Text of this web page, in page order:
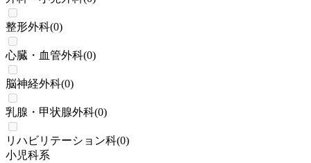
整形外科(0)
心臓・血管外科(0)
脳神経外科(0)
乳腺・甲状腺外科(0)
リハビリテーション科(0)
小児科系